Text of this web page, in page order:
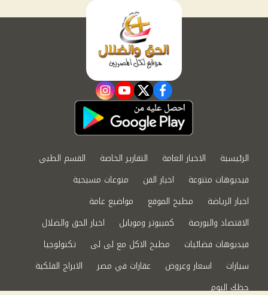
facebook
twitter
youtube
instagram
الرئيسية الاخبار العامة التقارير الخاصة
القسم الطبي
فيديوهات متنوعة
اخبار الفن
منوعات مسيحية
اخبار الرياضة
مطبخ الموقع
مواضيع عامة
الاقتصاد والبورصة
كمبيوتر وموبايل
اخبار الحق والضلال
فيديوهات فضائيات
مطبخ الاكل مع لى لى
تكنولوجيا
سيارات
اسعار وعروض عقارات في مصر
الابراج الفلكية
حظك اليوم